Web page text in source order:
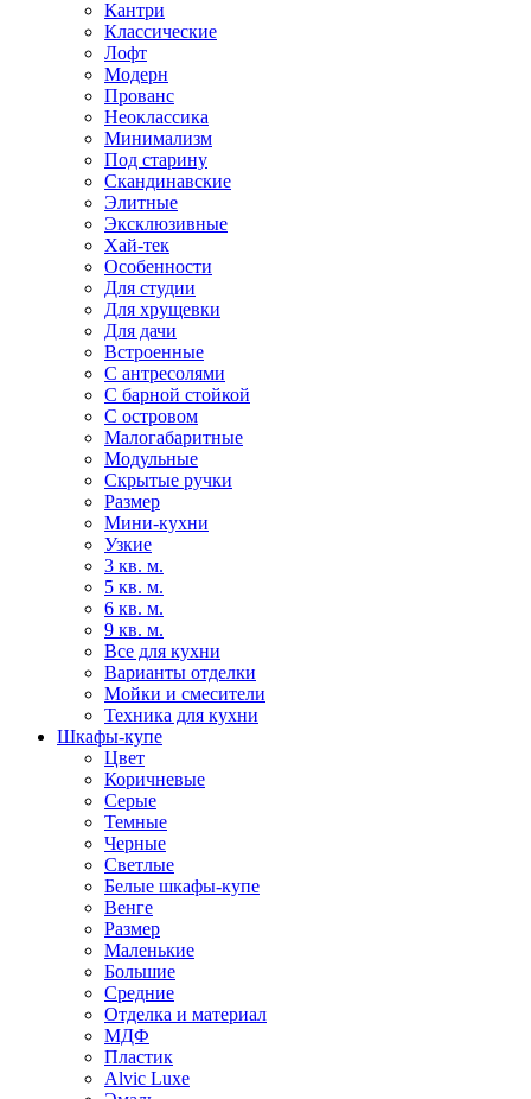
Кантри
Классические
Лофт
Модерн
Прованс
Неоклассика
Минимализм
Под старину
Скандинавские
Элитные
Эксклюзивные
Хай-тек
Особенности
Для студии
Для хрущевки
Для дачи
Встроенные
С антресолями
С барной стойкой
С островом
Малогабаритные
Модульные
Скрытые ручки
Размер
Мини-кухни
Узкие
3 кв. м.
5 кв. м.
6 кв. м.
9 кв. м.
Все для кухни
Варианты отделки
Мойки и смесители
Техника для кухни
Шкафы-купе
Цвет
Коричневые
Серые
Темные
Черные
Светлые
Белые шкафы-купе
Венге
Размер
Маленькие
Большие
Средние
Отделка и материал
МДФ
Пластик
Alvic Luxe